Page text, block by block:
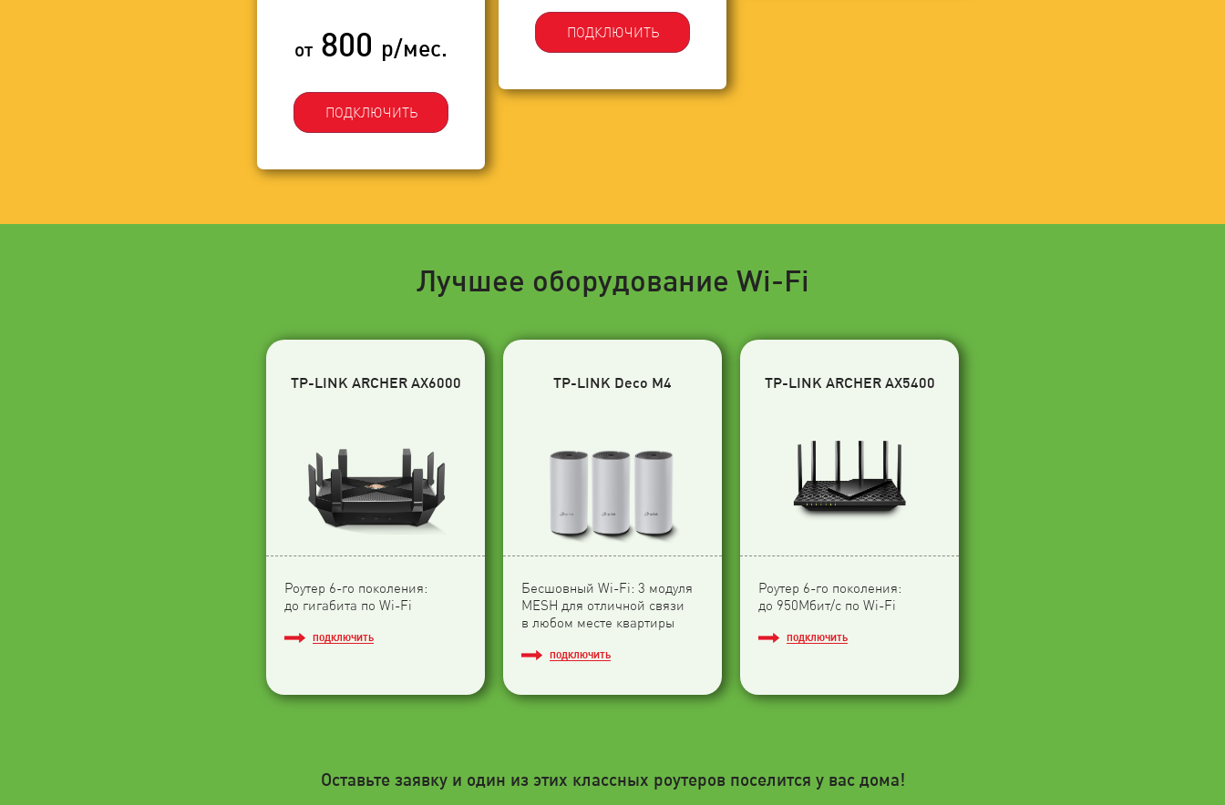
от 800 р/мес.
ПОДКЛЮЧИТЬ
ПОДКЛЮЧИТЬ
Лучшее оборудование Wi-Fi
TP-LINK ARCHER AX6000
Роутер 6-го поколения:
до гигабита по Wi-Fi
ПОДКЛЮЧИТЬ
TP-LINK Deco M4
Бесшовный Wi-Fi: 3 модуля
МESH для отличной связи
в любом месте квартиры
ПОДКЛЮЧИТЬ
TP-LINK ARCHER AX5400
Роутер 6-го поколения:
до 950Мбит/с по Wi-Fi
ПОДКЛЮЧИТЬ
Оставьте заявку и один из этих классных роутеров поселится у вас дома!